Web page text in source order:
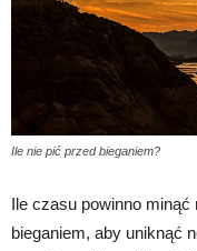
Ile nie pić przed bieganiem?
Ile czasu powinno
bieganiem, aby uniknąć